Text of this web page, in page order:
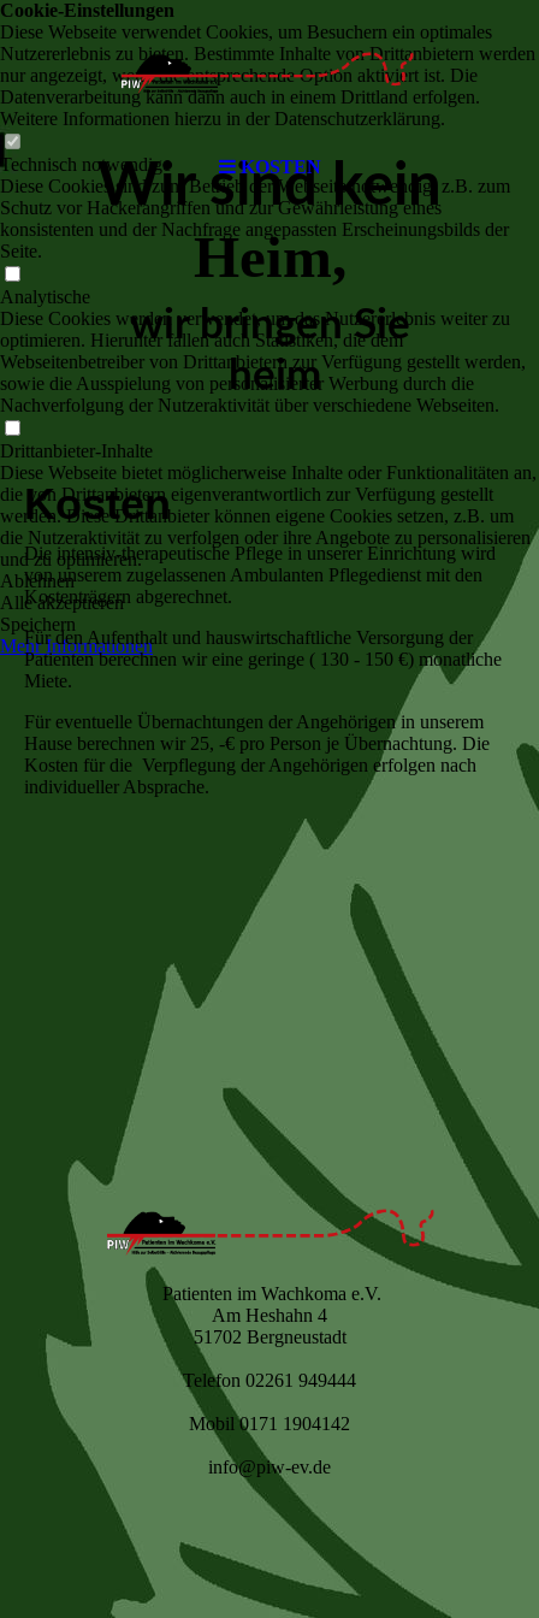
KOSTEN
Wir sind kein
Heim,
wir bringen Sie
heim
Kosten
Die intensiv-therapeutische Pflege in unserer Einrichtung wird
von unserem zugelassenen Ambulanten Pflegedienst mit den
Kostenträgern abgerechnet.
Für den Aufenthalt und hauswirtschaftliche Versorgung der
Patienten berechnen wir eine geringe ( 130 - 150 €) monatliche
Miete.
Für eventuelle Übernachtungen der Angehörigen in unserem
Hause berechnen wir 25, -€ pro Person je Übernachtung. Die
Kosten für die Verpflegung der Angehörigen erfolgen nach
individueller Absprache.
Patienten im Wachkoma e.V.
Am Heshahn 4
51702 Bergneustadt
Telefon 02261 949444
Mobil 0171 1904142
info@piw-ev.de
Cookie-Einstellungen
Diese Webseite verwendet Cookies, um Besuchern ein optimales
Nutzererlebnis zu bieten. Bestimmte Inhalte von Drittanbietern werden
nur angezeigt, wenn die entsprechende Option aktiviert ist. Die
Datenverarbeitung kann dann auch in einem Drittland erfolgen.
Weitere Informationen hierzu in der Datenschutzerklärung.
Technisch notwendige
Diese Cookies sind zum Betrieb der Webseite notwendig, z.B. zum
Schutz vor Hackerangriffen und zur Gewährleistung eines
konsistenten und der Nachfrage angepassten Erscheinungsbilds der
Seite.
Analytische
Diese Cookies werden verwendet, um das Nutzererlebnis weiter zu
optimieren. Hierunter fallen auch Statistiken, die dem
Webseitenbetreiber von Drittanbietern zur Verfügung gestellt werden,
sowie die Ausspielung von personalisierter Werbung durch die
Nachverfolgung der Nutzeraktivität über verschiedene Webseiten.
Drittanbieter-Inhalte
Diese Webseite bietet möglicherweise Inhalte oder Funktionalitäten an,
die von Drittanbietern eigenverantwortlich zur Verfügung gestellt
werden. Diese Drittanbieter können eigene Cookies setzen, z.B. um
die Nutzeraktivität zu verfolgen oder ihre Angebote zu personalisieren
und zu optimieren.
Ablehnen
Alle akzeptieren
Speichern
Mehr Informationen